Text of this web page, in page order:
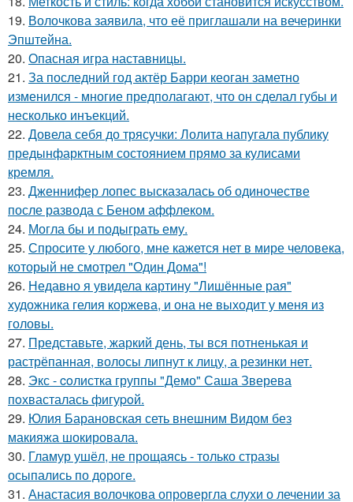
19. Волочкова заявила, что её приглашали на вечеринки
Эпштейна.
20. Опасная игра наставницы.
21. За последний год актёр Барри кеоган заметно
изменился - многие предполагают, что он сделал губы и
несколько инъекций.
22. Довела себя до трясучки: Лолита напугала публику
предынфарктным состоянием прямо за кулисами
кремля.
23. Дженнифер лопес высказалась об одиночестве
после развода с Беном аффлеком.
24. Могла бы и подыграть ему.
25. Спросите у любого, мне кажется нет в мире человека,
который не смотрел "Один Дома"!
26. Недавно я увидела картину "Лишённые рая"
художника гелия коржева, и она не выходит у меня из
головы.
27. Представьте, жаркий день, ты вся потненькая и
растрёпанная, волосы липнут к лицу, а резинки нет.
28. Экс - coлистка группы "Демо" Саша Зверева
пoхвасталась фигуpoй.
29. Юлия Барановская сеть внешним Видом без
макияжа шокировала.
30. Гламур ушёл, не прощаясь - только стразы
осыпались по дороге.
31. Анастасия волочкова опровергла слухи о лечении за